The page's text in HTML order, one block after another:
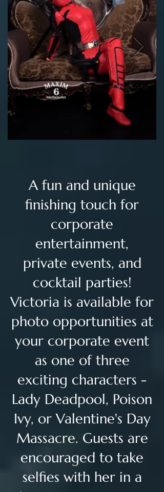
A fun and unique
finishing touch for
corporate
entertainment,
private events, and
cocktail parties!
Victoria is available for
photo opportunities at
your corporate event
as one of three
exciting characters -
Lady Deadpool, Poison
Ivy, or Valentine's Day
Massacre. Guests are
encouraged to take
selfies with her in a